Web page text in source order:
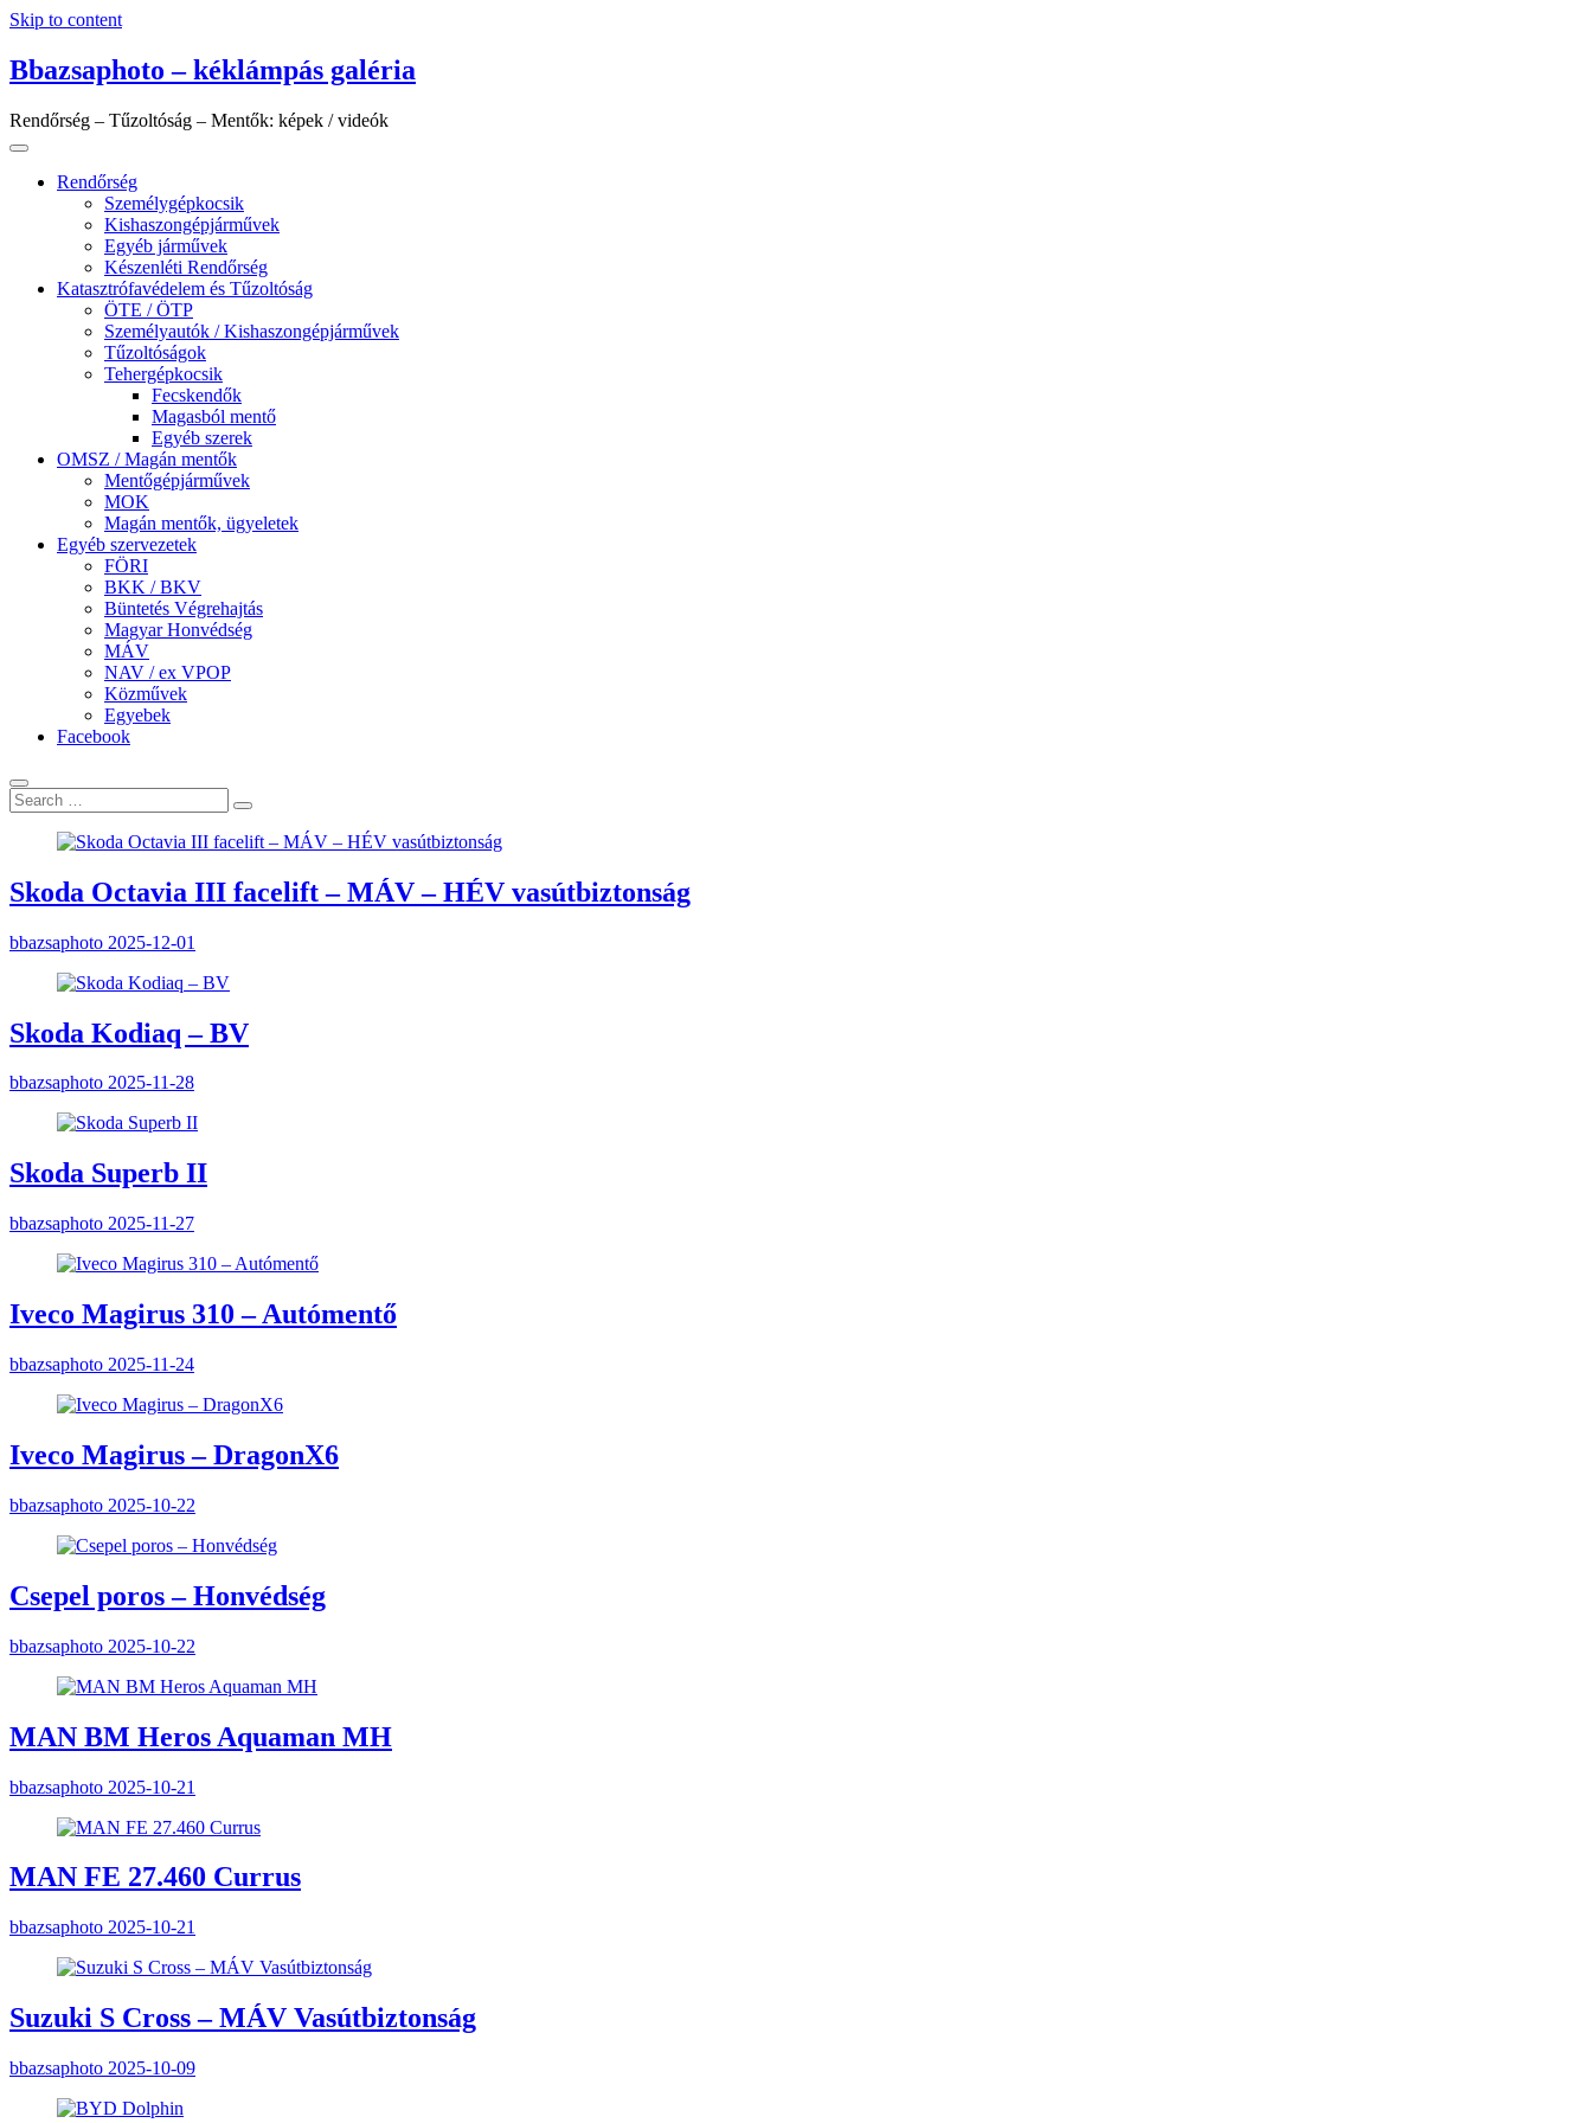
Skip to content
Bbazsaphoto – kéklámpás galéria
Rendőrség – Tűzoltóság – Mentők: képek / videók
Rendőrség
Személygépkocsik
Kishaszongépjárművek
Egyéb járművek
Készenléti Rendőrség
Katasztrófavédelem és Tűzoltóság
ÖTE / ÖTP
Személyautók / Kishaszongépjárművek
Tűzoltóságok
Tehergépkocsik
Fecskendők
Magasból mentő
Egyéb szerek
OMSZ / Magán mentők
Mentőgépjárművek
MOK
Magán mentők, ügyeletek
Egyéb szervezetek
FÖRI
BKK / BKV
Büntetés Végrehajtás
Magyar Honvédség
MÁV
NAV / ex VPOP
Közművek
Egyebek
Facebook
Skoda Octavia III facelift – MÁV – HÉV vasútbiztonság
bbazsaphoto 2025-12-01
Skoda Kodiaq – BV
bbazsaphoto 2025-11-28
Skoda Superb II
bbazsaphoto 2025-11-27
Iveco Magirus 310 – Autómentő
bbazsaphoto 2025-11-24
Iveco Magirus – DragonX6
bbazsaphoto 2025-10-22
Csepel poros – Honvédség
bbazsaphoto 2025-10-22
MAN BM Heros Aquaman MH
bbazsaphoto 2025-10-21
MAN FE 27.460 Currus
bbazsaphoto 2025-10-21
Suzuki S Cross – MÁV Vasútbiztonság
bbazsaphoto 2025-10-09